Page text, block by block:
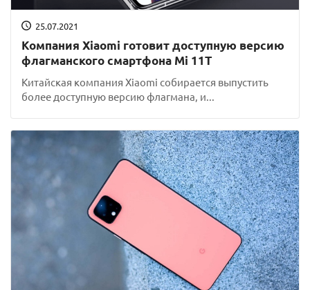
25.07.2021
Компания Xiaomi готовит доступную версию
флагманского смартфона Mi 11T
Китайская компания Xiaomi собирается выпустить
более доступную версию флагмана, и...